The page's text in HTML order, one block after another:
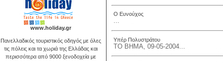
www.holiday.gr
Πανελλαδικός τουριστικός οδηγός με όλες
τις πόλεις και τα χωριά της Ελλάδας και
περισσότερα από 9000 ξενοδοχεία με
Ο Ευνούχος
...
Υπέρ Πολυστράτου
ΤΟ ΒΗΜΑ, 09-05-2004...